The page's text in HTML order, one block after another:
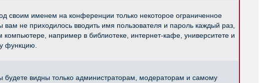
своим именем на конференции только некоторое ограниченное
не приходилось вводить имя пользователя и пароль каждый раз,
например в библиотеке, интернет-кафе, университете и
функцию.
будете видны только администраторам, модераторам и самому